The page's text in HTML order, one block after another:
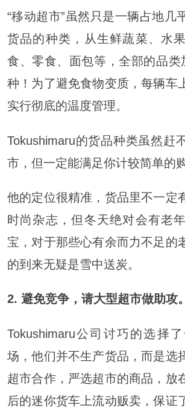
“移动超市”虽然只是一辆占地几
货品的种类，从生鲜蔬菜、水
食、零食、面包等，全部的品类
种！为了避免食物变质，每辆车
实行彻底的温度管理。
Tokushimaru的货品种类虽然赶
市，但一定能满足你计较简单的
他的定位很精准，货品里不一定
时尚杂志，但冬天绝对会有老
宝，对于那些心有余而力不足的
的到来无疑是雪中送炭。
2. 避免竞争，请大型超市做助攻。
Tokushimaru公司讨巧的选择
场，他们并不生产货品，而是选
超市合作，严选超市的商品，放
后的迷你货车上流动贩卖，保证